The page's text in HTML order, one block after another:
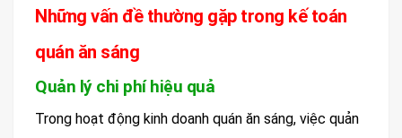
Những vấn đề thường gặp trong kế toán
quán ăn sáng
Quản lý chi phí hiệu quả
Trong hoạt động kinh doanh quán ăn sáng, việc quản